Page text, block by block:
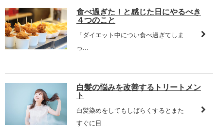
食べ過ぎた！と感じた日にやるべき
４つのこと
「ダイエット中につい食べ過ぎてしま
っ...
白髪の悩みを改善するトリートメン
ト
白髪染めをしてもしばらくするとまた
すぐに目...